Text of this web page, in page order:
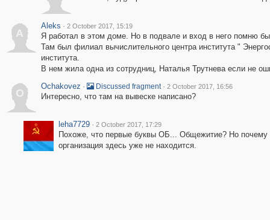
A
Aleks · 2 October 2017, 15:19
Я работал в этом доме. Но в подвале и вход в него помню
Там был филиал вычислительного центра института "
института.
В нем жила одна из сотрудниц, Наталья Трутнева если не
O
Ochakovez · Discussed fragment · 2 October 2017, 16:56
Интересно, что там на вывеске написано?
leha7729 · 2 October 2017, 17:29
Похоже, что первые буквы ОБ... Общежитие? Но почему
организация здесь уже не находится.